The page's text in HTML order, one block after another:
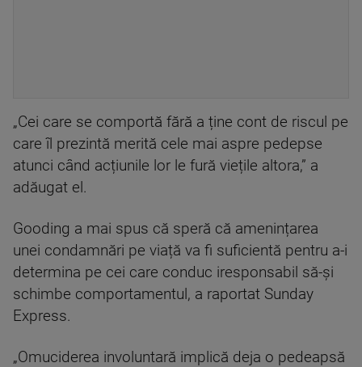
„Cei care se comportă fără a ține cont de riscul pe
care îl prezintă merită cele mai aspre pedepse
atunci când acțiunile lor le fură viețile altora,” a
adăugat el.
Gooding a mai spus că speră că amenințarea
unei condamnări pe viață va fi suficientă pentru a-i
determina pe cei care conduc iresponsabil să-și
schimbe comportamentul, a raportat Sunday
Express.
„Omuciderea involuntară implică deja o pedeapsă